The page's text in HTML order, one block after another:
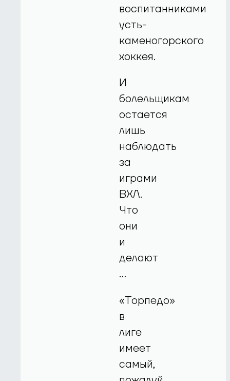
воспитанниками
усть-
каменогорского
хоккея.
И
болельщикам
остается
лишь
наблюдать
за
играми
ВХЛ.
Что
они
и
делают
…
«Торпедо»
в
лиге
имеет
самый,